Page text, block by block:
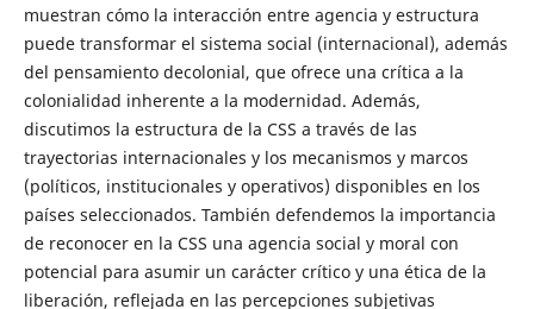
muestran cómo la interacción entre agencia y estructura
puede transformar el sistema social (internacional), además
del pensamiento decolonial, que ofrece una crítica a la
colonialidad inherente a la modernidad. Además,
discutimos la estructura de la CSS a través de las
trayectorias internacionales y los mecanismos y marcos
(políticos, institucionales y operativos) disponibles en los
países seleccionados. También defendemos la importancia
de reconocer en la CSS una agencia social y moral con
potencial para asumir un carácter crítico y una ética de la
liberación, reflejada en las percepciones subjetivas